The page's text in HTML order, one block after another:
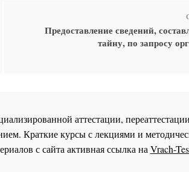
Предоставление сведений,
тайну, по запросу
аттестации,
Краткие курсы с лекциями и
с сайта активная ссылка наVrach-